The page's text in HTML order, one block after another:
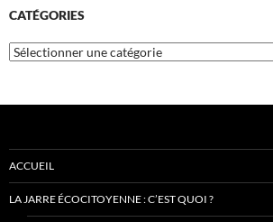
CATÉGORIES
Catégories
ACCUEIL
LA JARRE ÉCOCITOYENNE : C’EST QUOI ?